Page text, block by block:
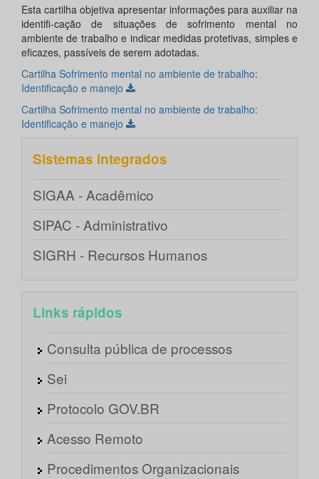
Esta cartilha objetiva apresentar informações para auxiliar na
identifi-cação de situações de sofrimento mental no
ambiente de trabalho e indicar medidas protetivas, simples e
eficazes, passíveis de serem adotadas.
Cartilha Sofrimento mental no ambiente de trabalho:
Identificação e manejo
Cartilha Sofrimento mental no ambiente de trabalho:
Identificação e manejo
Sistemas integrados
SIGAA - Acadêmico
SIPAC - Administrativo
SIGRH - Recursos Humanos
Links rápidos
Consulta pública de processos
Sei
Protocolo GOV.BR
Acesso Remoto
Procedimentos Organizacionais